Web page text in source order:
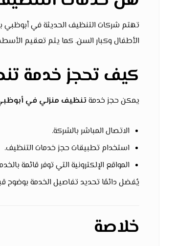
تهتم شركات التنظيف الحديثة في أبوظبي
الأطفال وكبار السن. كما يتم تعقيم
كيف تحجز خدمة
يمكن حجز خدمةتنظيف منزلي في
الاتصال المباشر بالشركة.
استخدام تطبيقات حجز خدمات التنظيف.
المواقع الإلكترونية التي توفر قائمة
يُفضل دائمًا تحديد تفاصيل الخدمة بوضوح
خلاصة